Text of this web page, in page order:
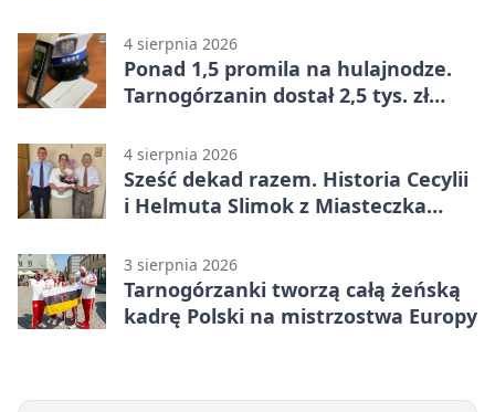
4 sierpnia 2026
Ponad 1,5 promila na hulajnodze.
Tarnogórzanin dostał 2,5 tys. zł
4 sierpnia 2026
Sześć dekad razem. Historia Cecylii
i Helmuta Slimok z Miasteczka
3 sierpnia 2026
Tarnogórzanki tworzą całą żeńską
kadrę Polski na mistrzostwa Europy